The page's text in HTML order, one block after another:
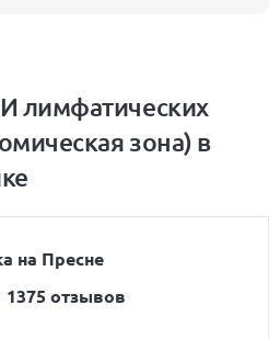
лимфатических
зона) в
на Пресне
1375 отзывов